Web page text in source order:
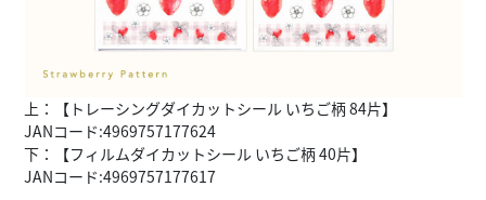
上：【トレーシングダイカットシール いちご柄 84片】
JANコード:4969757177624
下：【フィルムダイカットシール いちご柄 40片】
JANコード:4969757177617